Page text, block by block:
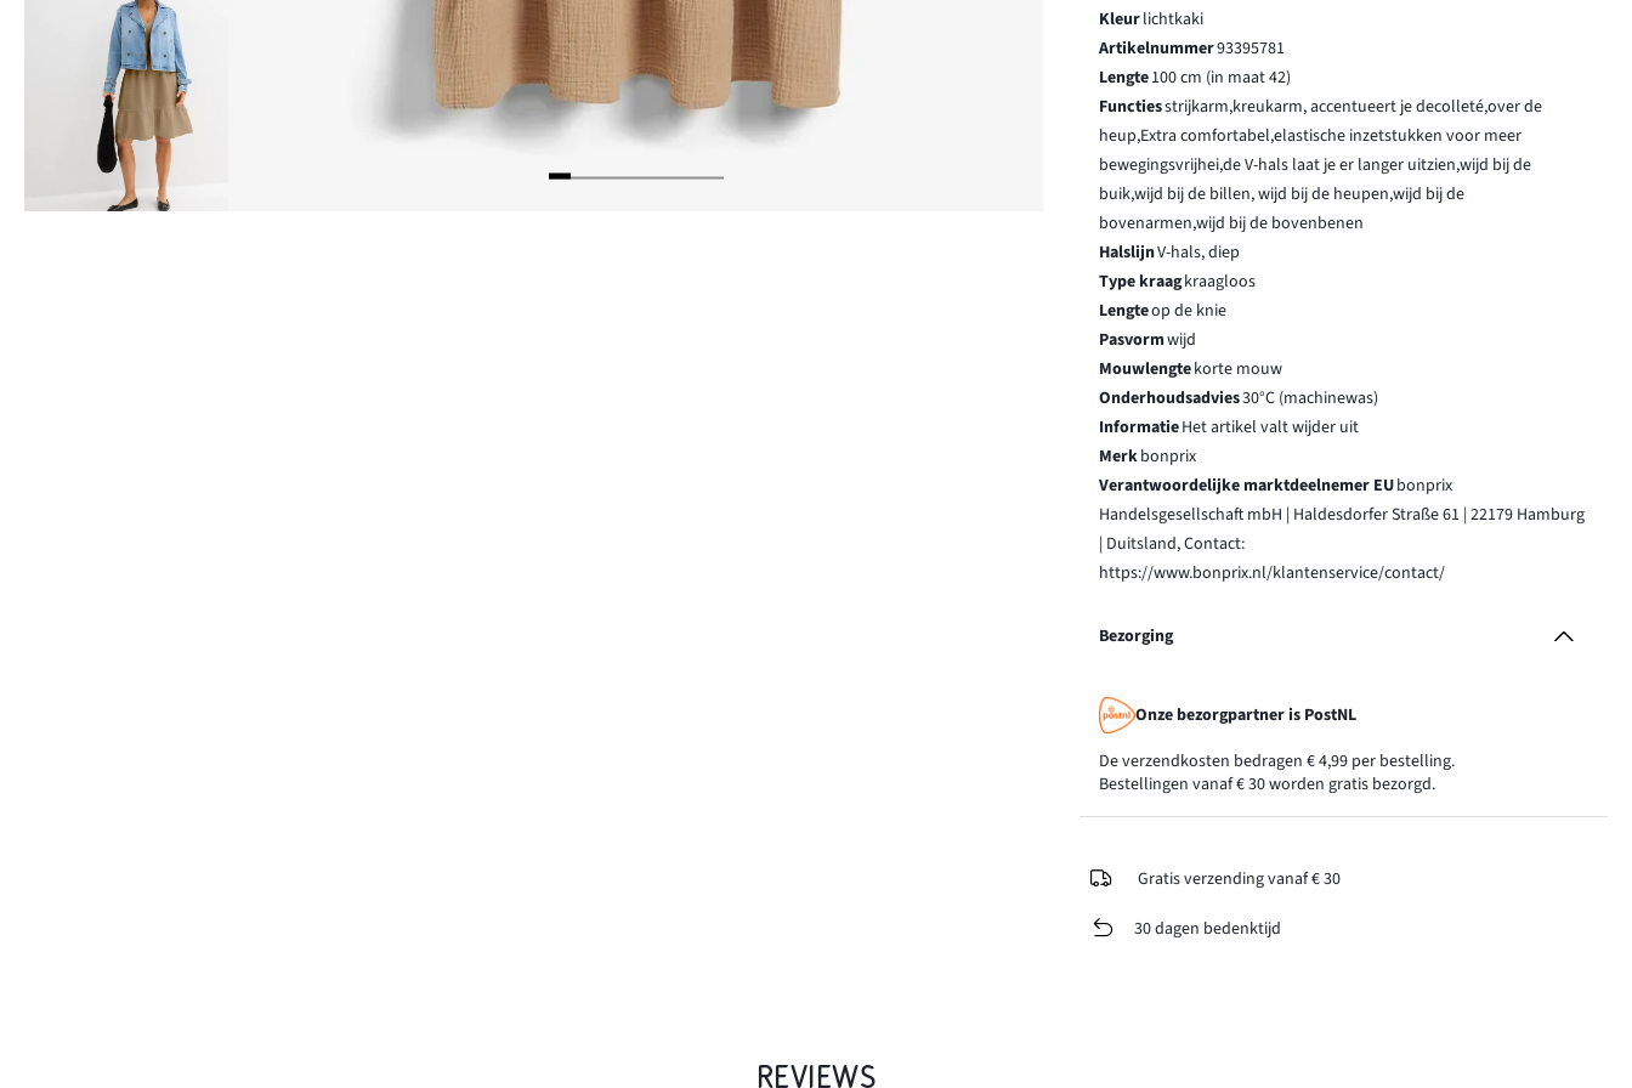
Kleurlichtkaki
Artikelnummer93395781
Lengte100 cm (in maat 42)
Functiesstrijkarm,kreukarm, accentueert je decolleté,over de
heup,Extra comfortabel,elastische inzetstukken voor meer
bewegingsvrijhei,de V-hals laat je er langer uitzien,wijd bij de
buik,wijd bij de billen, wijd bij de heupen,wijd bij de
bovenarmen,wijd bij de bovenbenen
HalslijnV-hals, diep
Type kraagkraagloos
Lengteop de knie
Pasvormwijd
Mouwlengtekorte mouw
Onderhoudsadvies30°C (machinewas)
InformatieHet artikel valt wijder uit
Merkbonprix
Verantwoordelijke marktdeelnemer EUbonprix
Handelsgesellschaft mbH | Haldesdorfer Straße 61 | 22179 Hamburg
| Duitsland, Contact:
https://www.bonprix.nl/klantenservice/contact/
Bezorging
Onze bezorgpartner is PostNL
De verzendkosten bedragen € 4,99 per bestelling.
Bestellingen vanaf € 30 worden gratis bezorgd.
Gratis verzending vanaf € 30
30 dagen bedenktijd
REVIEWS